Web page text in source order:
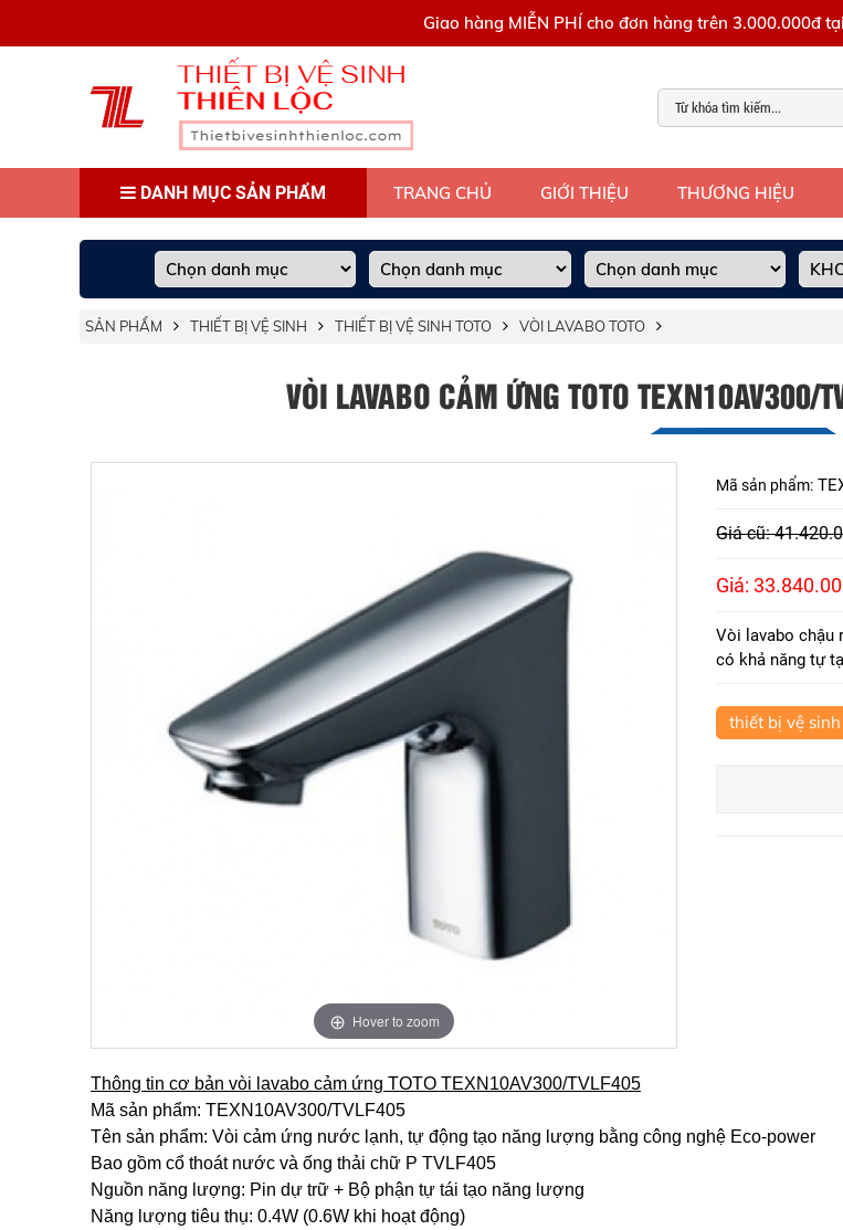
Giao hàng MIỄN PHÍ cho đơn hàng trên 3.000.000đ
DANH MỤC SẢN PHẨM TRANG CHỦ GIỚI THIỆU THƯƠNG HIỆU
SẢN PHẨM THIẾT BỊ VỆ SINH THIẾT BỊ VỆ SINH TOTO VÒI LAVABO TOTO
VÒI LAVABO CẢM ỨNG TOTO TEXN10AV300/
Hover to zoom
Mã sản phẩm:
Giá cũ:
Giá:
Vòi lavabo chậu
có khả năng tự
thiết bị vệ sinh
Thông tin cơ bản vòi lavabo cảm ứng TOTO TEXN10AV300/TVLF405
Mã sản phẩm: TEXN10AV300/TVLF405
Tên sản phẩm: Vòi cảm ứng nước lạnh, tự động tạo năng lượng bằng công nghệ Eco-power
Bao gồm cổ thoát nước và ống thải chữ P TVLF405
Nguồn năng lượng: Pin dự trữ + Bộ phận tự tái tạo năng lượng
Năng lượng tiêu thụ: 0.4W (0.6W khi hoạt động)